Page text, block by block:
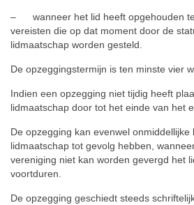
– wanneer het lid heeft opgehouden
vereisten die op dat moment door de
lidmaatschap worden gesteld.
De opzeggingstermijn is ten minste vier
Indien een opzegging niet tijdig heeft
lidmaatschap door tot het einde van het
De opzegging kan evenwel
lidmaatschap tot gevolg hebben,
vereniging niet kan worden gevergd het
voortduren.
De opzegging geschiedt steeds